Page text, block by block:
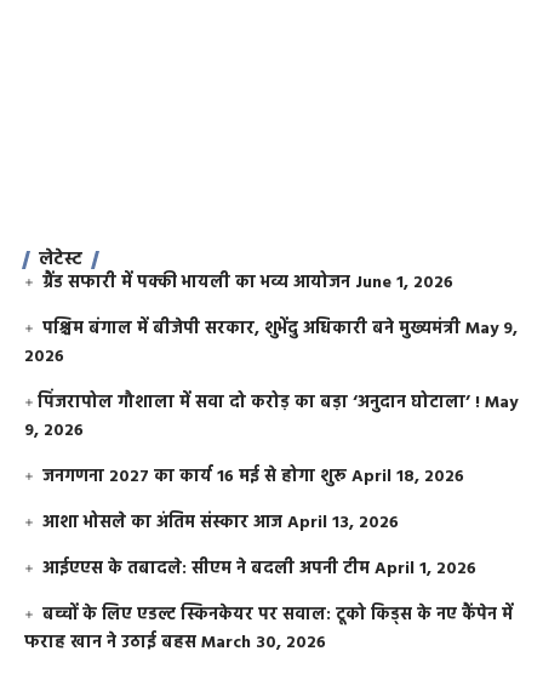
लेटेस्ट
ग्रैंड सफारी में पक्की भायली का भव्य आयोजन June 1, 2026
पश्चिम बंगाल में बीजेपी सरकार, शुभेंदु अधिकारी बने मुख्यमंत्रीMay 9,
2026
​पिंजरापोल गौशाला में सवा दो करोड़ का बड़ा ‘अनुदान घोटाला’ !May
9, 2026
जनगणना 2027 का कार्य 16 मई से होगा शुरूApril 18, 2026
आशा भोसले का अंतिम संस्कार आजApril 13, 2026
आईएएस के तबादले: सीएम ने बदली अपनी टीमApril 1, 2026
बच्चों के लिए एडल्ट स्किनकेयर पर सवाल: टूको किड्स के नए कैंपेन में
फराह खान ने उठाई बहसMarch 30, 2026